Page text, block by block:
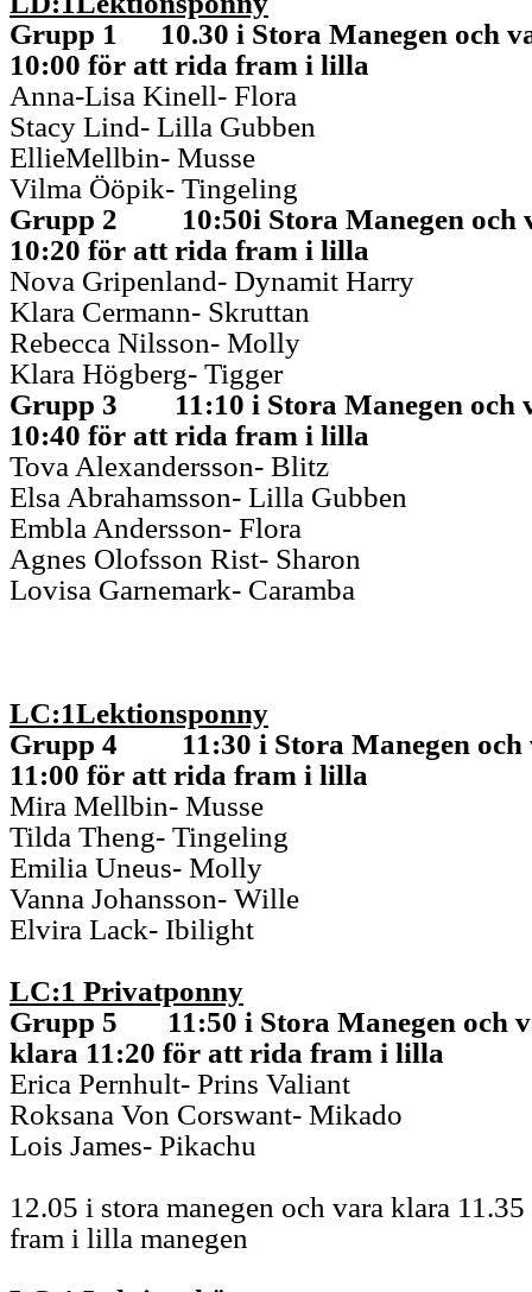
Grupp 1 10.30 i Stora Manegen och
10:00 för att rida fram i lilla
Anna-Lisa Kinell- Flora
Stacy Lind- Lilla Gubben
EllieMellbin- Musse
Vilma Ööpik- Tingeling
Grupp 2 10:50i Stora Manegen och
10:20 för att rida fram i lilla
Nova Gripenland- Dynamit Harry
Klara Cermann- Skruttan
Rebecca Nilsson- Molly
Klara Högberg- Tigger
Grupp 3 11:10 i Stora Manegen och
10:40 för att rida fram i lilla
Tova Alexandersson- Blitz
Elsa Abrahamsson- Lilla Gubben
Embla Andersson- Flora
Agnes Olofsson Rist- Sharon
Lovisa Garnemark- Caramba
LC:1Lektionsponny
Grupp 4 11:30 i Stora Manegen
11:00 för att rida fram i lilla
Mira Mellbin- Musse
Tilda Theng- Tingeling
Emilia Uneus- Molly
Vanna Johansson- Wille
Elvira Lack- Ibilight
LC:1 Privatponny
Grupp 5 11:50 i Stora Manegen och
klara 11:20 för att rida fram i lilla
Erica Pernhult- Prins Valiant
Roksana Von Corswant- Mikado
Lois James- Pikachu
12.05 i stora manegen och vara klara 11.35
fram i lilla manegen